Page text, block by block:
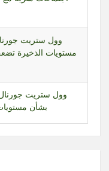
وول ستريت
مستويات الذخيرة
وول ستريت
بشأن
وول ستريت